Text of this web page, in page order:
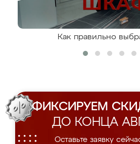
Как правильно
ФИКСИРУЕМ
ДО КОНЦА
Оставьте заявку